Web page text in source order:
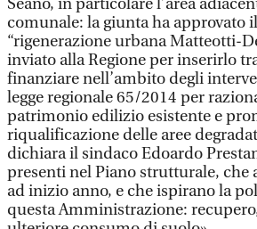
Seano, in particolare l’area
comunale: la giunta ha approvato
“rigenerazione urbana Matteotti-
inviato alla Regione per inserirlo
finanziare nell’ambito degli
legge regionale 65/2014 per
patrimonio edilizio esistente e
riqualificazione delle aree
dichiara il sindaco Edoardo
presenti nel Piano strutturale, che
ad inizio anno, e che ispirano la
questa Amministrazione: